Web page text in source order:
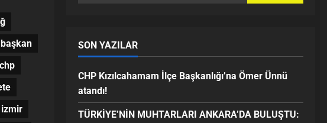
başkan
chp
izmir
SON YAZILAR
CHP Kızılcahamam İlçe Başkanlığı’na Ömer Ünnü
atandı!
TÜRKİYE’NİN MUHTARLARI ANKARA’DA BULUŞTU: